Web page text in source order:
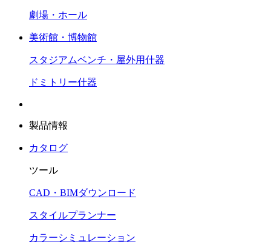
劇場・ホール
美術館・博物館
スタジアムベンチ・屋外用什器
ドミトリー什器
製品情報
カタログ
ツール
CAD・BIMダウンロード
スタイルプランナー
カラーシミュレーション